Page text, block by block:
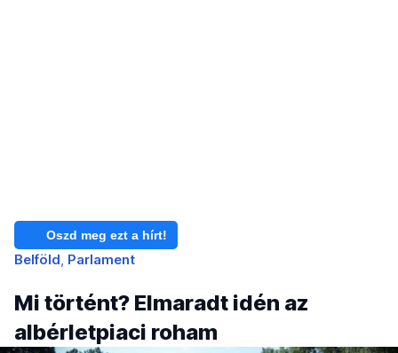
Oszd meg ezt a hírt!
Belföld Parlament
Mi történt? Elmaradt idén az
albérletpiaci roham